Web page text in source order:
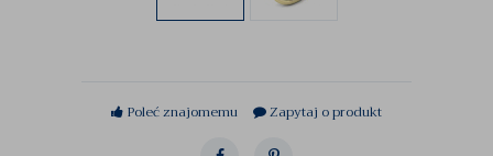
Poleć znajomemu Zapytaj o produkt